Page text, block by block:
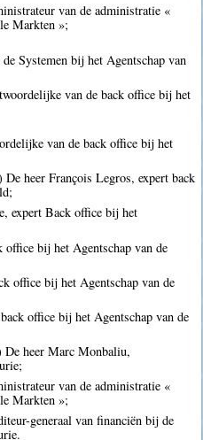
van de administratie «
Markten »;
Systemen bij het Agentschap van
van de back office bij het
van de back office bij het
heer François Legros, expert back
expert Back office bij het
office bij het Agentschap van de
office bij het Agentschap van de
office bij het Agentschap van de
De heer Marc Monbaliu,
van de administratie «
Markten »;
generaal van financiën bij de